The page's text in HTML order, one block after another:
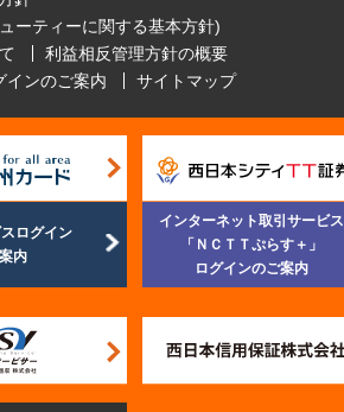
ーティーに関する基本方針)
利益相反管理方針の概要
インのご案内 サイトマップ
ログイン
内
インターネット取引サービス
「ＮＣＴＴぷらす＋」
ログインのご案内